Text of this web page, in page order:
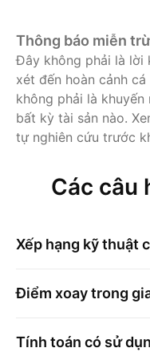
Thông báo miễn
Đây không phải là lời
xét đến hoàn cảnh
không phải là
bất kỳ tài sản nào.
tự nghiên cứu trước
Các câu
Xếp hạng kỹ thuật
Điểm xoay trong
Tính toán có sử